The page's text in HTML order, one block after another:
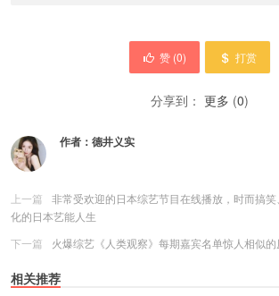
赞 (0) 打赏
分享到： 更多 (0)
作者： 德井义实
上一篇
非常受欢迎的日本综艺节目在线播放，时而搞
化的日本艺能人生
下一篇
火爆综艺《人类观察》每期嘉宾名单惊人相似的
相关推荐